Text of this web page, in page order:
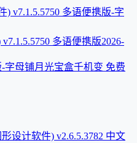
多语便携版2026-
月光宝盒千机变 免费
设计软件) v2.6.5.3782 中文